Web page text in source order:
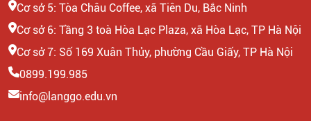
Cơ sở 5: Tòa Châu Coffee, xã Tiên Du, Bắc Ninh
Cơ sở 6: Tầng 3 toà Hòa Lạc Plaza, xã Hòa Lạc, TP Hà Nội
Cơ sở 7: Số 169 Xuân Thủy, phường Cầu Giấy, TP Hà Nội
0899.199.985
info@langgo.edu.vn